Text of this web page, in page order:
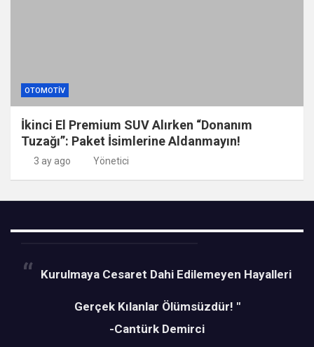
OTOMOTIV
İkinci El Premium SUV Alırken “Donanım
Tuzağı”: Paket İsimlerine Aldanmayın!
3 ay ago Yönetici
Kurulmaya Cesaret Dahi Edilemeyen Hayalleri
Gerçek Kılanlar Ölümsüzdür! "
-Cantürk Demirci